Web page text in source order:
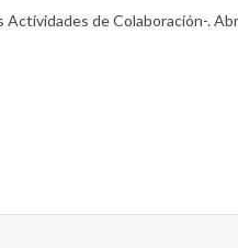
de Colaboración-.